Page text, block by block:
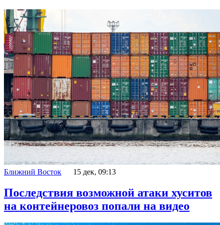
Ближний Восток 15 дек, 09:13
Последствия возможной атаки хуситов
на контейнеровоз попали на видео